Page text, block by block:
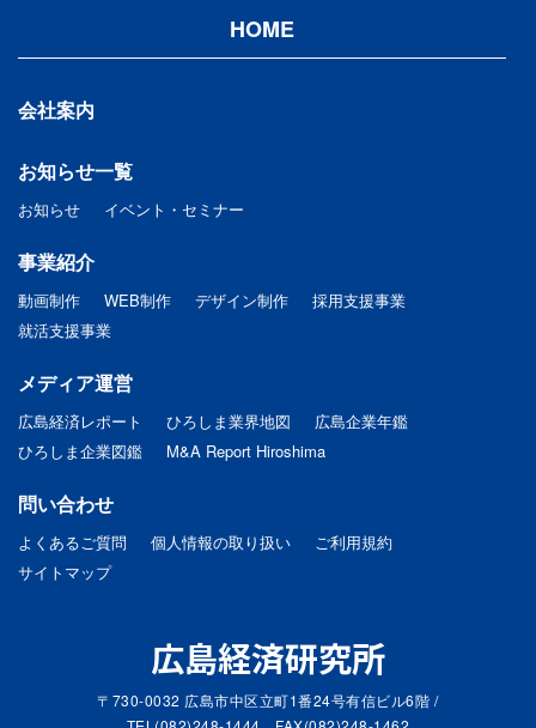
HOME
会社案内
お知らせ一覧
お知らせ イベント・セミナー
事業紹介
動画制作 WEB制作 デザイン制作
採用支援事業
就活支援事業
メディア運営
広島経済レポート ひろしま業界地図
広島企業年鑑
ひろしま企業図鑑
M&A Report Hiroshima
問い合わせ
よくあるご質問 個人情報の取り扱い
ご利用規約
サイトマップ
広島経済研究所
〒730-0032 広島市中区立町1番24号有信ビル6階 /